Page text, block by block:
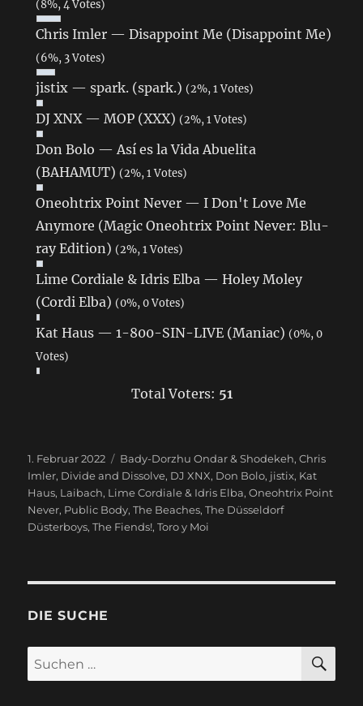
(8%, 4 Votes)
Chris Imler — Disappoint Me (Disappoint Me)
(6%, 3 Votes)
jistix — spark. (spark.) (2%, 1 Votes)
DJ XNX — MOP (XXX) (2%, 1 Votes)
Don Bolo — Así es la Vida Abuelita
(BAHAMUT) (2%, 1 Votes)
Oneohtrix Point Never — I Don't Love Me
Anymore (Magic Oneohtrix Point Never: Blu-
ray Edition) (2%, 1 Votes)
Lime Cordiale & Idris Elba — Holey Moley
(Cordi Elba) (0%, 0 Votes)
Kat Haus — 1-800-SIN-LIVE (Maniac) (0%, 0
Votes)
Total Voters: 51
Veröffentlicht
am
1. Februar 2022 Schlagwörter
Bady-Dorzhu Ondar & Shodekeh,Chris
Imler, Divide and Dissolve, DJ XNX, Don Bolo, jistix, Kat
Haus, Laibach, Lime Cordiale & Idris Elba,Oneohtrix Point
Never, Public Body,The Beaches,The Düsseldorf
Düsterboys,The Fiends!,Toro y Moi
DIE SUCHE
Suchen
nach: